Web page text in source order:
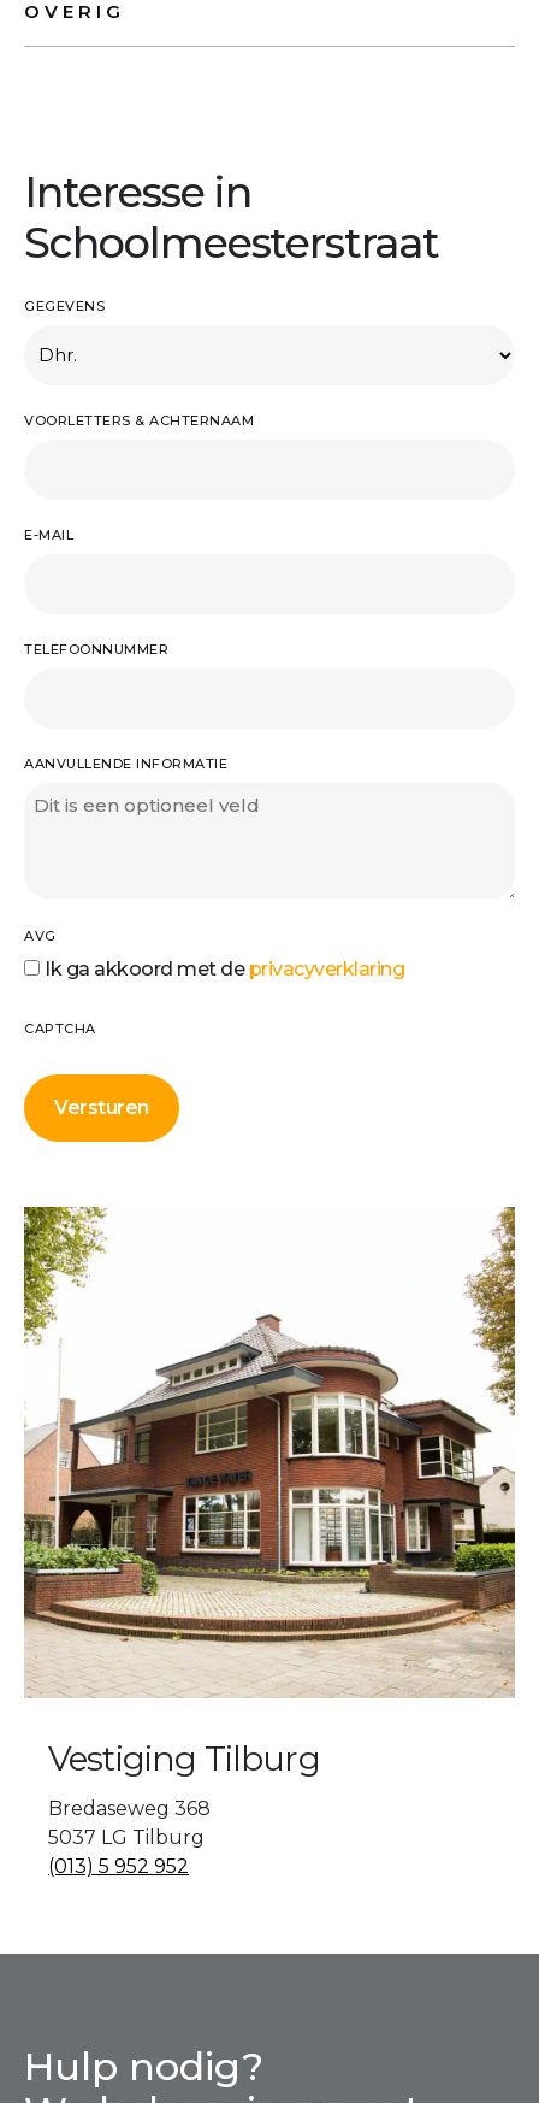
OVERIG
Interesse in
Schoolmeesterstraat
GEGEVENS
VOORLETTERS & ACHTERNAAM
E-MAIL
TELEFOONNUMMER
AANVULLENDE INFORMATIE
AVG
Ik ga akkoord met de privacyverklaring
CAPTCHA
Vestiging Tilburg
Bredaseweg 368
5037 LG Tilburg
(013) 5 952 952
Hulp nodig?